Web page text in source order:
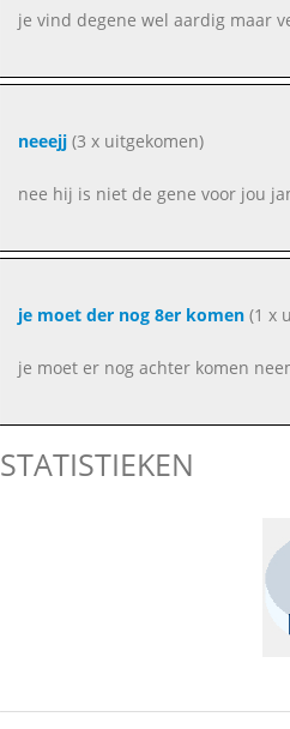
je vind degene wel aardig maar
neeejj(3 x uitgekomen)
nee hij is niet de gene voor jou
je moet der nog 8er komen(1 x
je moet er nog achter komen
STATISTIEKEN